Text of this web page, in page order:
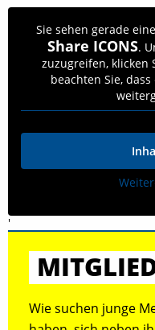
Sie sehen gerade
Share ICONS.
zuzugreifen, klicken
beachten Sie,
'
Wie suchen junge